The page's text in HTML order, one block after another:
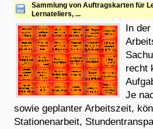
Sammlung von Auftragskarten für
Lernateliers, ...
In
recht
Je
sowie geplanter Arbeitszeit,
Stationenarbeit,